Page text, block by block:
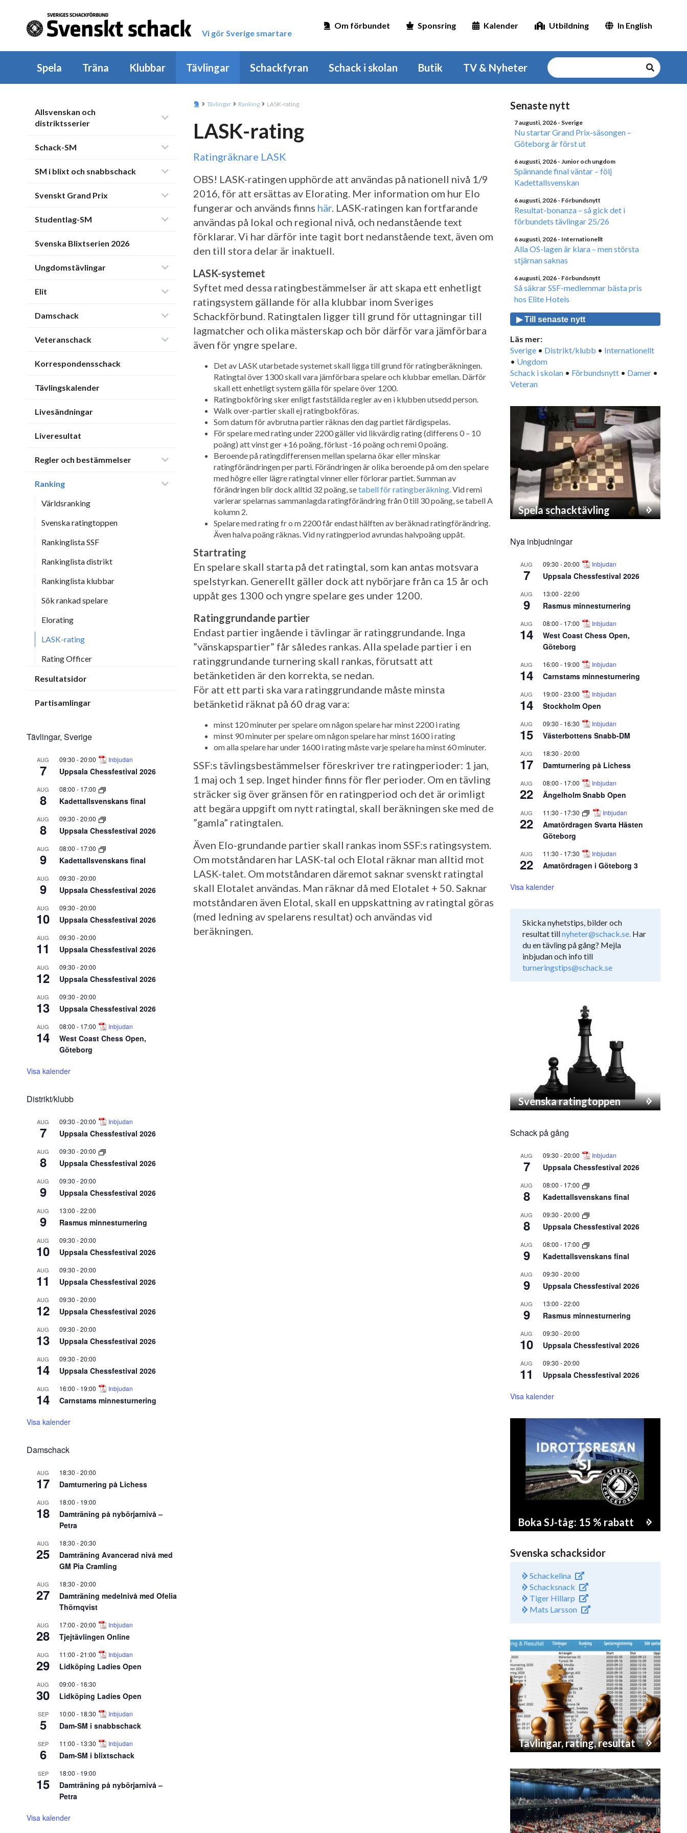
Vi gör Sverige smartare
Om förbundet Sponsring Kalender Utbildning In English
Spela Träna Klubbar Tävlingar Schackfyran Schack i skolan Butik TV & Nyheter
Allsvenskan och
distriktsserier
Schack-SM
SM i blixt och snabbschack
Svenskt Grand Prix
Studentlag-SM
Svenska Blixtserien 2026
Ungdomstävlingar
Elit
Damschack
Veteranschack
Korrespondensschack
Tävlingskalender
Livesändningar
Liveresultat
Regler och bestämmelser
Ranking
Världsranking
Svenska ratingtoppen
Rankinglista SSF
Rankinglista distrikt
Rankinglista klubbar
Sök rankad spelare
Elorating
LASK-rating
Rating Officer
Resultatsidor
Partisamlingar
Tävlingar, Sverige
AUG
7
09:30 -20:00 Inbjudan
Uppsala Chessfestival 2026
AUG
8
08:00 - 17:00
Kadettallsvenskans final
AUG
8
09:30 -20:00
Uppsala Chessfestival 2026
AUG
9
08:00 - 17:00
Kadettallsvenskans final
AUG
9
09:30 -20:00
Uppsala Chessfestival 2026
AUG
10
09:30 -20:00
Uppsala Chessfestival 2026
AUG
11
09:30 -20:00
Uppsala Chessfestival 2026
AUG
12
09:30 -20:00
Uppsala Chessfestival 2026
AUG
13
09:30 -20:00
Uppsala Chessfestival 2026
AUG
14
08:00 - 17:00 Inbjudan
West Coast Chess Open,
Göteborg
Visa kalender
Distrikt/klubb
AUG
7
09:30 -20:00 Inbjudan
Uppsala Chessfestival 2026
AUG
8
09:30 -20:00
Uppsala Chessfestival 2026
AUG
9
09:30 -20:00
Uppsala Chessfestival 2026
AUG
9
13:00 -22:00
Rasmus minnesturnering
AUG
10
09:30 -20:00
Uppsala Chessfestival 2026
AUG
11
09:30 -20:00
Uppsala Chessfestival 2026
AUG
12
09:30 -20:00
Uppsala Chessfestival 2026
AUG
13
09:30 -20:00
Uppsala Chessfestival 2026
AUG
14
09:30 -20:00
Uppsala Chessfestival 2026
AUG
14
16:00 - 19:00 Inbjudan
Carnstams minnesturnering
Visa kalender
Damschack
AUG
17
18:30 -20:00
Damturnering på Lichess
AUG
18
18:00 - 19:00
Damträning på nybörjarnivå –
Petra
AUG
25
18:30 -20:30
Damträning Avancerad nivå med
GM Pia Cramling
AUG
27
18:30 -20:00
Damträning medelnivå med Ofelia
Thörnqvist
AUG
28
17:00 -20:00 Inbjudan
Tjejtävlingen Online
AUG
29
11:00 -21:00 Inbjudan
Lidköping Ladies Open
AUG
30
09:00 - 16:30
Lidköping Ladies Open
SEP
5
10:00 - 18:30 Inbjudan
Dam-SM i snabbschack
SEP
6
11:00 - 13:30 Inbjudan
Dam-SM i blixtschack
SEP
15
18:00 - 19:00
Damträning på nybörjarnivå –
Petra
Visa kalender
Tävlingar Ranking LASK-rating
LASK-rating
Ratingräknare LASK
OBS! LASK-ratingen upphörde att användas på nationell nivå 1/9
2016, för att ersättas av Elorating. Mer information om hur Elo
fungerar och används finns här. LASK-ratingen kan fortfarande
användas på lokal och regional nivå, och nedanstående text
förklarar. Vi har därför inte tagit bort nedanstående text, även om
den till stora delar är inaktuell.
LASK-systemet
Syftet med dessa ratingbestämmelser är att skapa ett enhetligt
ratingsystem gällande för alla klubbar inom Sveriges
Schackförbund. Ratingtalen ligger till grund för uttagningar till
lagmatcher och olika mästerskap och bör därför vara jämförbara
även för yngre spelare.
Det av LASK utarbetade systemet skall ligga till grund för ratingberäkningen.
Ratingtal över 1300 skall vara jämförbara spelare och klubbar emellan. Därför
skall ett enhetligt system gälla för spelare över 1200.
Ratingbokföring sker enligt fastställda regler av en i klubben utsedd person.
Walk over-partier skall ej ratingbokföras.
Som datum för avbrutna partier räknas den dag partiet färdigspelas.
För spelare med rating under 2200 gäller vid likvärdig rating (differens 0 – 10
poäng) att vinst ger +16 poäng, förlust -16 poäng och remi 0 poäng.
Beroende på ratingdifferensen mellan spelarna ökar eller minskar
ratingförändringen per parti. Förändringen är olika beroende på om den spelare
med högre eller lägre ratingtal vinner eller förlorar partiet. Summan av
förändringen blir dock alltid 32 poäng, setabell för ratingberäkning. Vid remi
varierar spelarnas sammanlagda ratingförändring från 0 till 30 poäng, se tabell A
kolumn 2.
Spelare med rating fr o m 2200 får endast hälften av beräknad ratingförändring.
Även halva poäng räknas. Vid ny ratingperiod avrundas halvpoäng uppåt.
Startrating
En spelare skall starta på det ratingtal, som kan antas motsvara
spelstyrkan. Generellt gäller dock att nybörjare från ca 15 år och
uppåt ges 1300 och yngre spelare ges under 1200.
Ratinggrundande partier
Endast partier ingående i tävlingar är ratinggrundande. Inga
”vänskapspartier” får således rankas. Alla spelade partier i en
ratinggrundande turnering skall rankas, förutsatt att
betänketiden är den korrekta, se nedan.
För att ett parti ska vara ratinggrundande måste minsta
betänketid räknat på 60 drag vara:
minst 120 minuter per spelare om någon spelare har minst 2200 i rating
minst 90 minuter per spelare om någon spelare har minst 1600 i rating
om alla spelare har under 1600 i rating måste varje spelare ha minst 60 minuter.
SSF:s tävlingsbestämmelser föreskriver tre ratingperioder: 1 jan,
1 maj och 1 sep. Inget hinder finns för fler perioder. Om en tävling
sträcker sig över gränsen för en ratingperiod och det är orimligt
att begära uppgift om nytt ratingtal, skall beräkningen ske med de
”gamla” ratingtalen.
Även Elo-grundande partier skall rankas inom SSF:s ratingsystem.
Om motståndaren har LASK-tal och Elotal räknar man alltid mot
LASK-talet. Om motståndaren däremot saknar svenskt ratingtal
skall Elotalet användas. Man räknar då med Elotalet + 50. Saknar
motståndaren även Elotal, skall en uppskattning av ratingtal göras
(med ledning av spelarens resultat) och användas vid
beräkningen.
Senaste nytt
7 augusti, 2026 - Sverige
Nu startar Grand Prix-säsongen –
Göteborg är först ut
6 augusti, 2026 - Junior och ungdom
Spännande final väntar – följ
Kadettallsvenskan
6 augusti, 2026 - Förbundsnytt
Resultat-bonanza – så gick det i
förbundets tävlingar 25/26
6 augusti, 2026 - Internationellt
Alla OS-lagen är klara – men största
stjärnan saknas
6 augusti, 2026 - Förbundsnytt
Så säkrar SSF-medlemmar bästa pris
hos Elite Hotels
▶ Till senaste nytt
Läs mer:
Sverige • Distrikt/klubb • Internationellt
• Ungdom
Schack i skolan • Förbundsnytt • Damer •
Veteran
Spela schacktävling
Nya inbjudningar
AUG
7
09:30 -20:00 Inbjudan
Uppsala Chessfestival 2026
AUG
9
13:00 -22:00
Rasmus minnesturnering
AUG
14
08:00 - 17:00 Inbjudan
West Coast Chess Open,
Göteborg
AUG
14
16:00 - 19:00 Inbjudan
Carnstams minnesturnering
AUG
14
19:00 -23:00 Inbjudan
Stockholm Open
AUG
15
09:30 - 16:30 Inbjudan
Västerbottens Snabb-DM
AUG
17
18:30 -20:00
Damturnering på Lichess
AUG
22
08:00 - 17:00 Inbjudan
Ängelholm Snabb Open
AUG
22
11:30 - 17:30 Inbjudan
Amatördragen Svarta Hästen
Göteborg
AUG
22
11:30 - 17:30 Inbjudan
Amatördragen i Göteborg 3
Visa kalender
Skicka nyhetstips, bilder och
resultat tillnyheter@schack.se. Har
du en tävling på gång? Mejla
inbjudan och info till
turneringstips@schack.se
Svenska ratingtoppen
Schack på gång
AUG
7
09:30 -20:00 Inbjudan
Uppsala Chessfestival 2026
AUG
8
08:00 - 17:00
Kadettallsvenskans final
AUG
8
09:30 -20:00
Uppsala Chessfestival 2026
AUG
9
08:00 - 17:00
Kadettallsvenskans final
AUG
9
09:30 -20:00
Uppsala Chessfestival 2026
AUG
9
13:00 -22:00
Rasmus minnesturnering
AUG
10
09:30 -20:00
Uppsala Chessfestival 2026
AUG
11
09:30 -20:00
Uppsala Chessfestival 2026
Visa kalender
Boka SJ-tåg: 15 % rabatt
Svenska schacksidor
Schackelina
Schacksnack
Tiger Hillarp
Mats Larsson
Tävlingar, rating, resultat